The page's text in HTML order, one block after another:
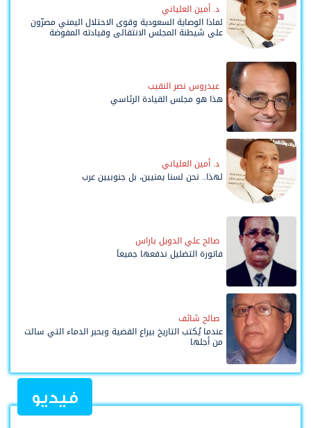
د. أمين العلياني
لماذا الوصاية السعودية وقوى الاحتلال اليمني مصرّون
على شيطنة المجلس الانتقالي وقيادته المفوضة
عيدروس نصر النقيب
هذا هو مجلس القيادة الرئاسي
د. أمين العلياني
لهذا.. نحن لسنا يمنيين، بل جنوبيين عرب
صالح علي الدويل باراس
فاتورة التضليل ندفعها جميعاً
صالح شائف
عندما يُكتب التاريخ بيراع القضية وبحبر الدماء التي سالت
من أجلها
فيديو